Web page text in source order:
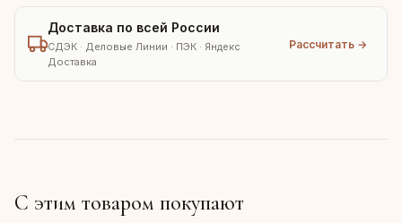
Доставка по всей России
СДЭК · Деловые Линии · ПЭК · Яндекс
Доставка
Рассчитать →
С этим товаром покупают